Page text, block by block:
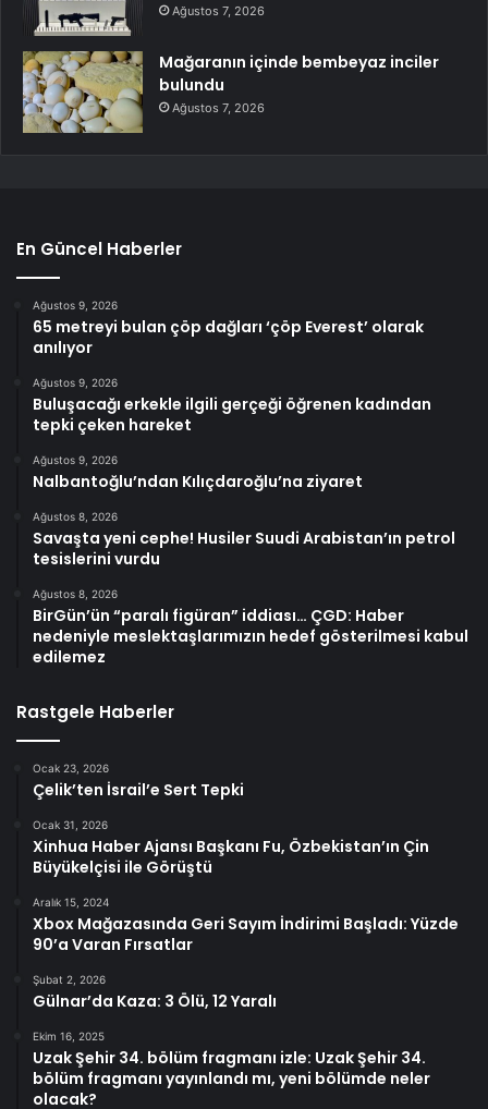
Ağustos 7, 2026
Mağaranın içinde bembeyaz inciler
bulundu
Ağustos 7, 2026
En Güncel Haberler
Ağustos 9, 2026
65 metreyi bulan çöp dağları ‘çöp Everest’ olarak
anılıyor
Ağustos 9, 2026
Buluşacağı erkekle ilgili gerçeği öğrenen kadından
tepki çeken hareket
Ağustos 9, 2026
Nalbantoğlu’ndan Kılıçdaroğlu’na ziyaret
Ağustos 8, 2026
Savaşta yeni cephe! Husiler Suudi Arabistan’ın petrol
tesislerini vurdu
Ağustos 8, 2026
BirGün’ün “paralı figüran” iddiası… ÇGD: Haber
nedeniyle meslektaşlarımızın hedef gösterilmesi kabul
edilemez
Rastgele Haberler
Ocak 23, 2026
Çelik’ten İsrail’e Sert Tepki
Ocak 31, 2026
Xinhua Haber Ajansı Başkanı Fu, Özbekistan’ın Çin
Büyükelçisi ile Görüştü
Aralık 15, 2024
Xbox Mağazasında Geri Sayım İndirimi Başladı: Yüzde
90’a Varan Fırsatlar
Şubat 2, 2026
Gülnar’da Kaza: 3 Ölü, 12 Yaralı
Ekim 16, 2025
Uzak Şehir 34. bölüm fragmanı izle: Uzak Şehir 34.
bölüm fragmanı yayınlandı mı, yeni bölümde neler
olacak?